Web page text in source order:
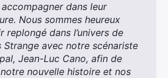
dans leur
Nous sommes heureux
replongé dans l’univers de
Strange avec notre scénariste
Jean-Luc Cano, afin de
nouvelle histoire et nos